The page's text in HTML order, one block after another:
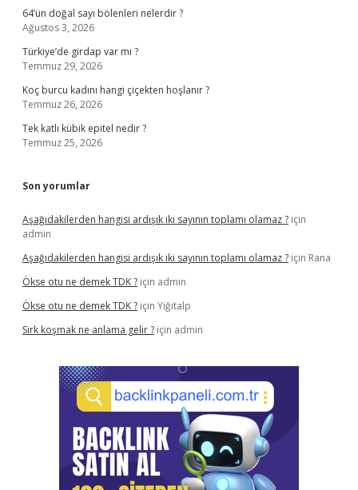
64’ün doğal sayı bölenleri nelerdir ?
Ağustos 3, 2026
Türkiye’de girdap var mı ?
Temmuz 29, 2026
Koç burcu kadını hangi çiçekten hoşlanır ?
Temmuz 26, 2026
Tek katlı kübik epitel nedir ?
Temmuz 25, 2026
Son yorumlar
Aşağıdakilerden hangisi ardışık iki sayının toplamı olamaz ? için
admin
Aşağıdakilerden hangisi ardışık iki sayının toplamı olamaz ? için Rana
Ökse otu ne demek TDK ? için admin
Ökse otu ne demek TDK ? için Yiğitalp
Sirk koşmak ne anlama gelir ? için admin